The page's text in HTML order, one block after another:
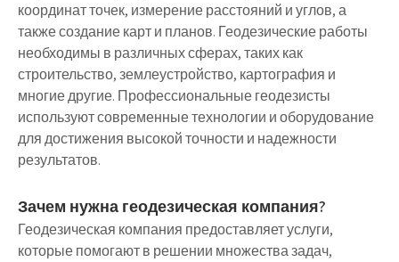
координат точек, измерение расстояний и углов, а
также создание карт и планов. Геодезические работы
необходимы в различных сферах, таких как
строительство, землеустройство, картография и
многие другие. Профессиональные геодезисты
используют современные технологии и оборудование
для достижения высокой точности и надежности
результатов.
Зачем нужна геодезическая компания?
Геодезическая компания предоставляет услуги,
которые помогают в решении множества задач,